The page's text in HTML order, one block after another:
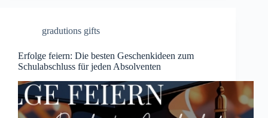
gradutions gifts
Erfolge feiern: Die besten Geschenkideen zum
Schulabschluss für jeden Absolventen